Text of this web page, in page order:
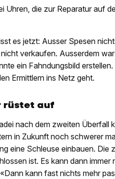
Uhren, die zur Reparatur auf
es jetzt: Ausser Spesen
verkaufen. Ausserdem
ein Fahndungsbild
Ermittlern ins Netz geht.
rüstet auf
nach dem zweiten Überfall
in Zukunft noch schwerer
eine Schleuse einbauen. Die
ist. Es kann dann
kann fast nichts mehr